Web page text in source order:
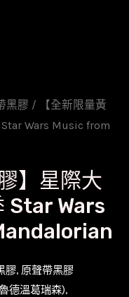
黑膠 / 【全新限量黃
Wars Music from
】星際大
Star Wars
膠, 原聲帶黑膠
德溫葛瑞森),